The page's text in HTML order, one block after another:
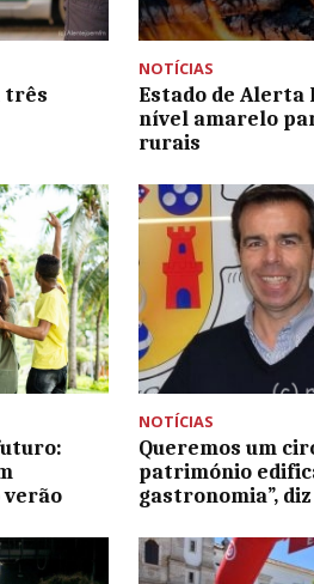
três
NOTÍCIAS
Estado de Alerta
nível amarelo
rurais
verão
NOTÍCIAS
Queremos um
património
gastronomia”,